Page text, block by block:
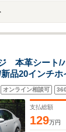
本革シート/
品20インチ
ナー/ビルト
オーディオ
オンライン相談可
支払総額
129万円